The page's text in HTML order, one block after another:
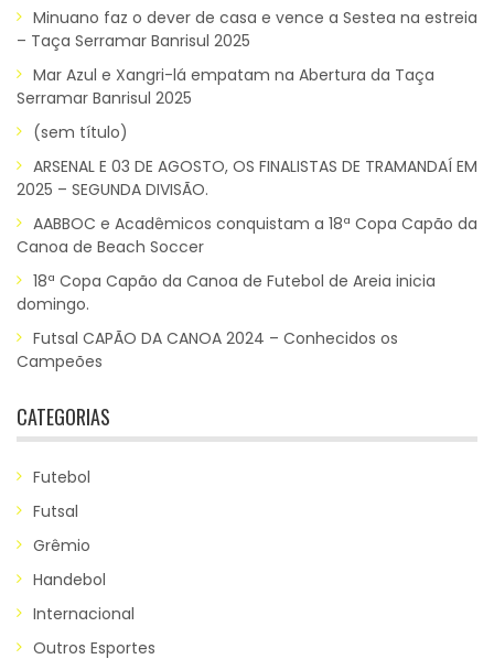
Minuano faz o dever de casa e vence a Sestea na estreia
– Taça Serramar Banrisul 2025
Mar Azul e Xangri-lá empatam na Abertura da Taça
Serramar Banrisul 2025
(sem título)
ARSENAL E 03 DE AGOSTO, OS FINALISTAS DE TRAMANDAÍ EM
2025 – SEGUNDA DIVISÃO.
AABBOC e Acadêmicos conquistam a 18ª Copa Capão da
Canoa de Beach Soccer
18ª Copa Capão da Canoa de Futebol de Areia inicia
domingo.
Futsal CAPÃO DA CANOA 2024 – Conhecidos os
Campeões
CATEGORIAS
Futebol
Futsal
Grêmio
Handebol
Internacional
Outros Esportes